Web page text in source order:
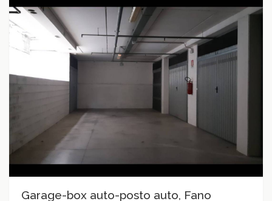
Garage-box auto-posto auto, Fano